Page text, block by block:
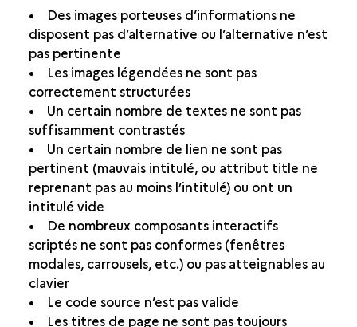
• Des images porteuses d’informations ne
disposent pas d’alternative ou l’alternative n’est
pas pertinente
• Les images légendées ne sont pas
correctement structurées
• Un certain nombre de textes ne sont pas
suffisamment contrastés
• Un certain nombre de lien ne sont pas
pertinent (mauvais intitulé, ou attribut title ne
reprenant pas au moins l’intitulé) ou ont un
intitulé vide
• De nombreux composants interactifs
scriptés ne sont pas conformes (fenêtres
modales, carrousels, etc.) ou pas atteignables au
clavier
• Le code source n’est pas valide
• Les titres de page ne sont pas toujours